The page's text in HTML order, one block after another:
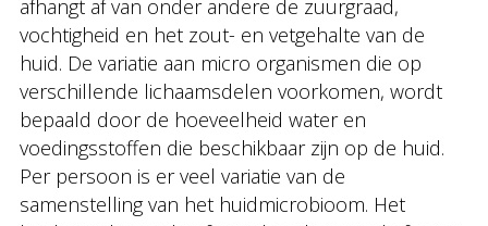
afhangt af van onder andere de zuurgraad,
vochtigheid en het zout- en vetgehalte van de
huid. De variatie aan micro organismen die op
verschillende lichaamsdelen voorkomen, wordt
bepaald door de hoeveelheid water en
voedingsstoffen die beschikbaar zijn op de huid.
Per persoon is er veel variatie van de
samenstelling van het huidmicrobioom. Het